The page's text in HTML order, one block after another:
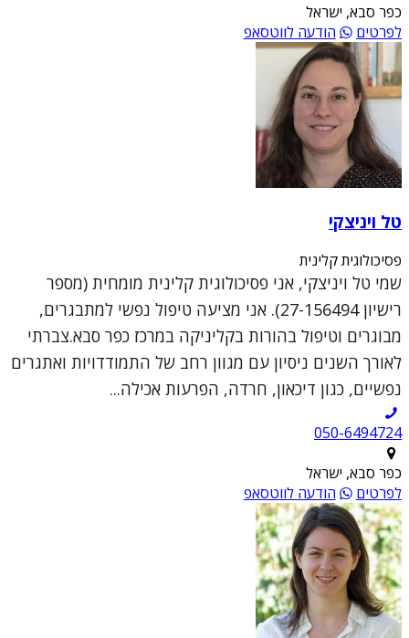
כפר סבא, ישראל
לפרטים
הודעה לווטסאפ
טל ויניצקי
פסיכולוגית קלינית
שמי טל ויניצקי, אני פסיכולוגית קלינית מומחית (מספר
רישיון 27-156494). אני מציעה טיפול נפשי למתבגרים,
מבוגרים וטיפול בהורות בקליניקה במרכז כפר סבא.צברתי
לאורך השנים ניסיון עם מגוון רחב של התמודדויות ואתגרים
נפשיים, כגון דיכאון, חרדה, הפרעות אכילה...
050-6494724
כפר סבא, ישראל
לפרטים
הודעה לווטסאפ